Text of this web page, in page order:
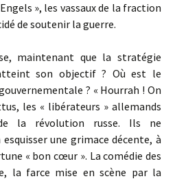
», les vassaux de la fraction
de soutenir la guerre.
maintenant que la stratégie
son objectif ? Où est le
? « Hourrah ! On
les « libérateurs » allemands
la révolution russe. Ils ne
une grimace décente, à
« bon cœur ». La comédie des
la farce mise en scène par la